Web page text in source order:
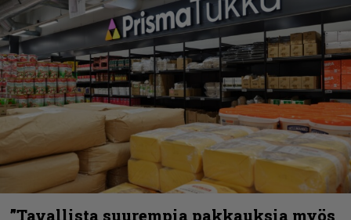
”Tavallista suurempia pakkauksia myös